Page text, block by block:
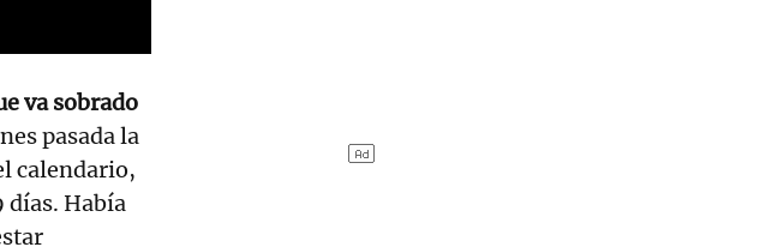
va sobrado
pasada la
calendario,
días. Había